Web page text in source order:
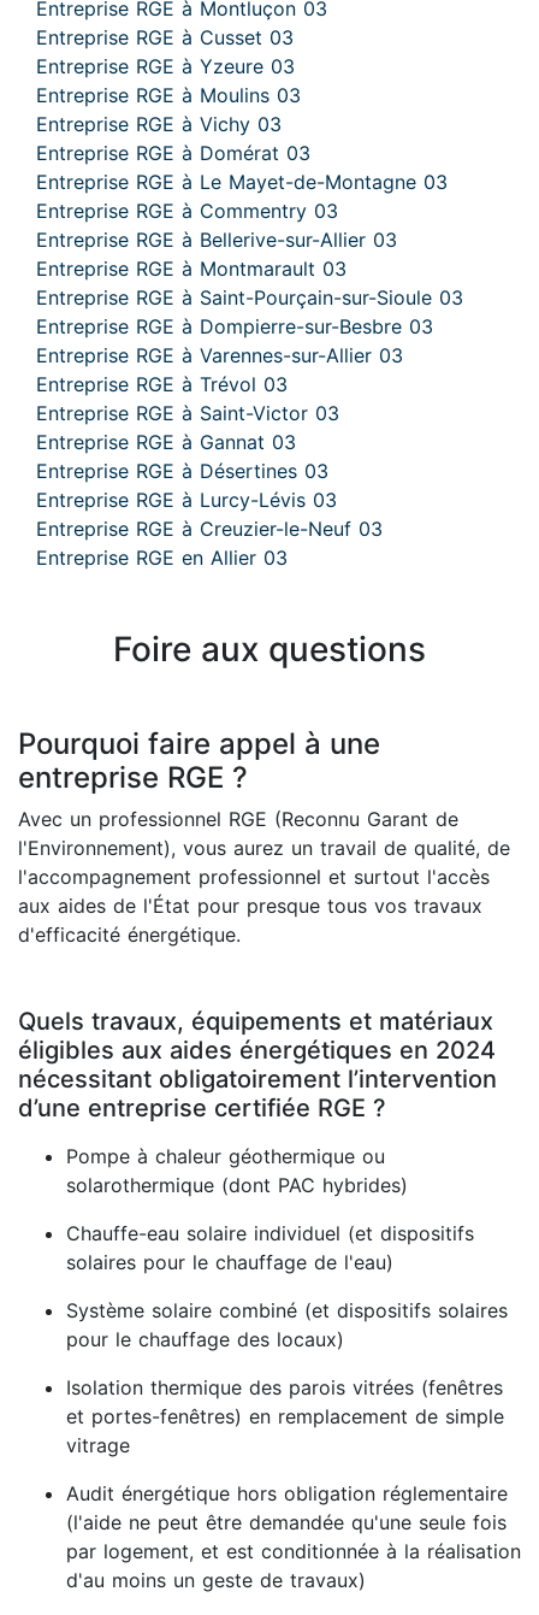
Entreprise RGE à Montluçon 03
Entreprise RGE à Cusset 03
Entreprise RGE à Yzeure 03
Entreprise RGE à Moulins 03
Entreprise RGE à Vichy 03
Entreprise RGE à Domérat 03
Entreprise RGE à Le Mayet-de-Montagne 03
Entreprise RGE à Commentry 03
Entreprise RGE à Bellerive-sur-Allier 03
Entreprise RGE à Montmarault 03
Entreprise RGE à Saint-Pourçain-sur-Sioule 03
Entreprise RGE à Dompierre-sur-Besbre 03
Entreprise RGE à Varennes-sur-Allier 03
Entreprise RGE à Trévol 03
Entreprise RGE à Saint-Victor 03
Entreprise RGE à Gannat 03
Entreprise RGE à Désertines 03
Entreprise RGE à Lurcy-Lévis 03
Entreprise RGE à Creuzier-le-Neuf 03
Entreprise RGE en Allier 03
Foire aux questions
Pourquoi faire appel à une
entreprise RGE ?
Avec un professionnel RGE (Reconnu Garant de
l'Environnement), vous aurez un travail de qualité, de
l'accompagnement professionnel et surtout l'accès
aux aides de l'État pour presque tous vos travaux
d'efficacité énergétique.
Quels travaux, équipements et matériaux
éligibles aux aides énergétiques en 2024
nécessitant obligatoirement l’intervention
d’une entreprise certifiée RGE ?
Pompe à chaleur géothermique ou
solarothermique (dont PAC hybrides)
Chauffe-eau solaire individuel (et dispositifs
solaires pour le chauffage de l'eau)
Système solaire combiné (et dispositifs solaires
pour le chauffage des locaux)
Isolation thermique des parois vitrées (fenêtres
et portes-fenêtres) en remplacement de simple
vitrage
Audit énergétique hors obligation réglementaire
(l'aide ne peut être demandée qu'une seule fois
par logement, et est conditionnée à la réalisation
d'au moins un geste de travaux)